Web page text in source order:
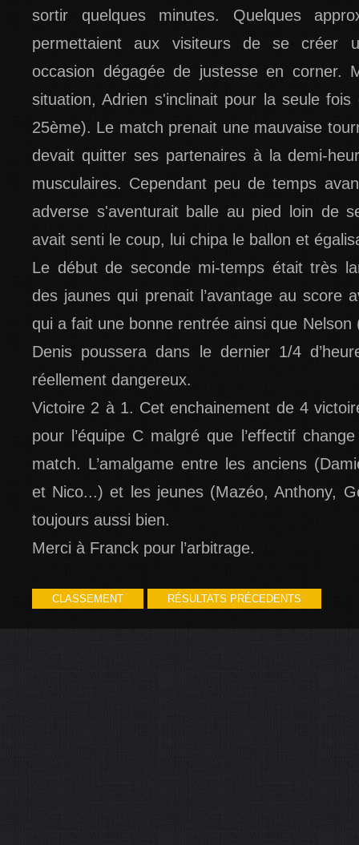
sortir quelques minutes. Quelques
permettaient aux visiteurs de se créer
occasion dégagée de justesse en corner.
situation, Adrien s'inclinait pour la seule
25ème). Le match prenait une mauvaise
devait quitter ses partenaires à la demi-
musculaires. Cependant peu de temps
adverse s'aventurait balle au pied loin de
avait senti le coup, lui chipa le ballon et
Le début de seconde mi-temps était très
des jaunes qui prenait l’avantage au score
qui a fait une bonne rentrée ainsi que
Denis poussera dans le dernier 1/4
réellement dangereux.
Victoire 2 à 1. Cet enchainement de 4
pour l’équipe C malgré que l’effectif
match. L’amalgame entre les anciens
et Nico...) et les jeunes (Mazéo, Anthony,
toujours aussi bien.
Merci à Franck pour l’arbitrage.
CLASSEMENT RÉSULTATS PRÉCEDENTS